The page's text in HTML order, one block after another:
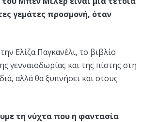
γεμάτες προσμονή, όταν
Ελίζα Παγκανέλι, το βιβλίο
γενναιοδωρίας και της πίστης στη
αλλά θα ξυπνήσει και στους
τη νύχτα που η φαντασία